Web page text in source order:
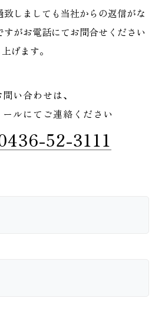
致しましても当社からの返信がな
すがお電話にてお問合せください
げます。
問い合わせは、
ルにてご連絡ください
52-3111